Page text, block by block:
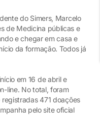
do Simers, Marcelo
de Medicina públicas e
e chegar em casa e
da formação. Todos já
em 16 de abril e
line. No total, foram
471 doações
pelo site oficial